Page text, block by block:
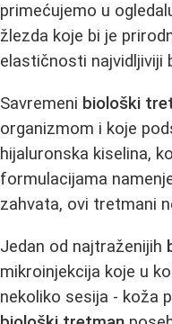
primećujemo u
žlezda koje bi je
elastičnosti najvidljiviji
Savremeni biološki
organizmom i koje
hijaluronska kiselina,
formulacijama
zahvata, ovi tretmani
Jedan od najtraženijih
mikroinjekcija koje u
nekoliko sesija - koža